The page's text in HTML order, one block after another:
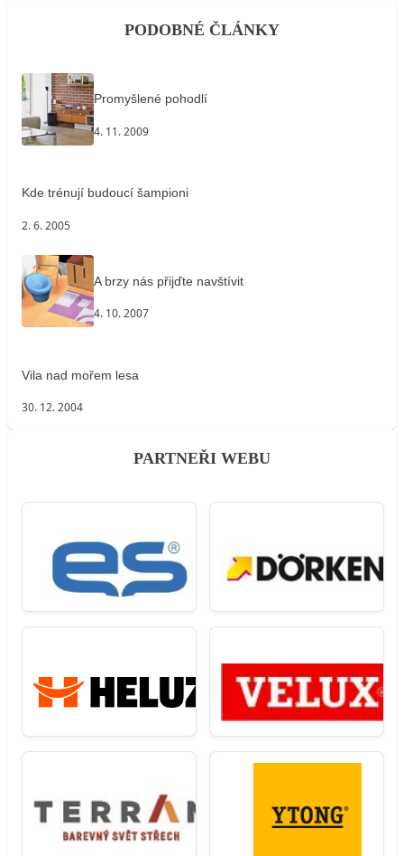
PODOBNÉ ČLÁNKY
Promyšlené pohodlí
4. 11. 2009
Kde trénují budoucí šampioni
2. 6. 2005
A brzy nás přijďte navštívit
4. 10. 2007
Vila nad mořem lesa
30. 12. 2004
PARTNEŘI WEBU